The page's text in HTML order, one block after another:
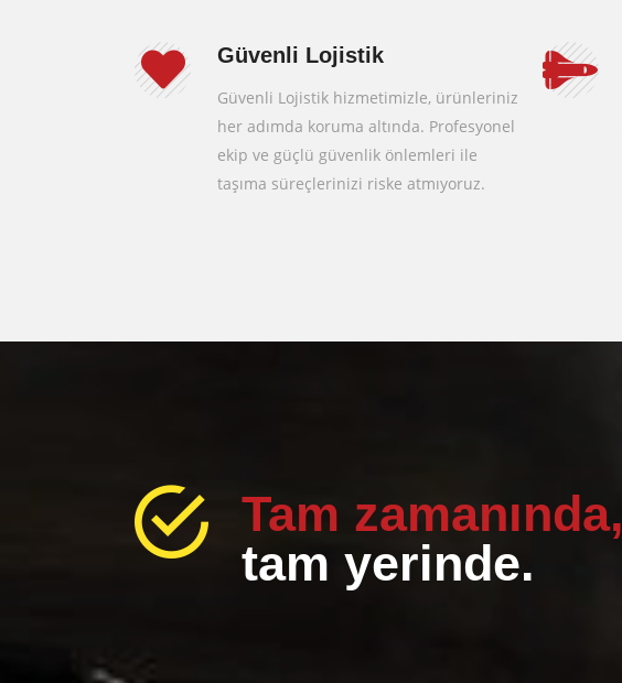
Güvenli Lojistik
Güvenli Lojistik hizmetimizle, ürünleriniz
her adımda koruma altında. Profesyonel
ekip ve güçlü güvenlik önlemleri ile
taşıma süreçlerinizi riske atmıyoruz.
Tam zamanında,
tam yerinde.